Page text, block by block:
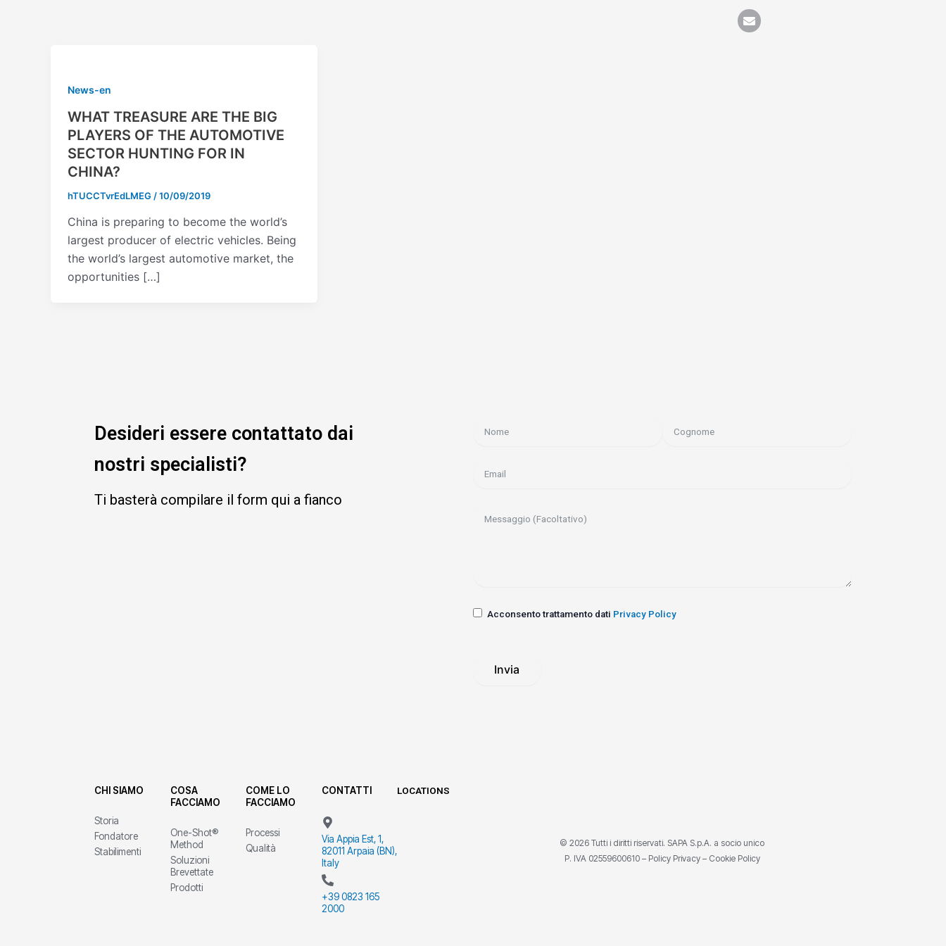
News-en
WHAT TREASURE ARE THE BIG
PLAYERS OF THE AUTOMOTIVE
SECTOR HUNTING FOR IN
CHINA?
hTUCCTvrEdLMEG /10/09/2019
China is preparing to become the world’s
largest producer of electric vehicles. Being
the world’s largest automotive market, the
opportunities […]
Desideri essere contattato dai
nostri specialisti?
Ti basterà compilare il form qui a fianco
Acconsento trattamento dati Privacy Policy
Invia
CHI SIAMO
Storia
Fondatore
Stabilimenti
COSA
FACCIAMO
One-Shot®
Method
Soluzioni
Brevettate
Prodotti
COME LO
FACCIAMO
Processi
Qualità
CONTATTI
Via Appia Est, 1,
82011 Arpaia (BN),
Italy
+39 0823 165
2000
LOCATIONS
© 2026 Tutti i diritti riservati. SAPA S.p.A. a socio unico
P. IVA 02559600610 – Policy Privacy– Cookie Policy